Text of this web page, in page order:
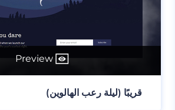
Preview
قريبًا (ليلة رعب الهالوين)